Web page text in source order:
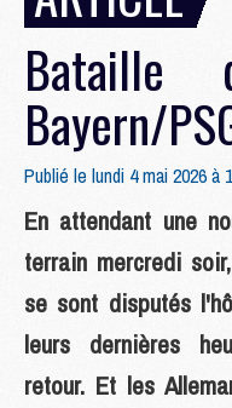
Bataille
Bayern/
Publié le lundi 4 mai 2026 à
En attendant une
terrain mercredi
se sont disputés
leurs dernières
retour. Et les